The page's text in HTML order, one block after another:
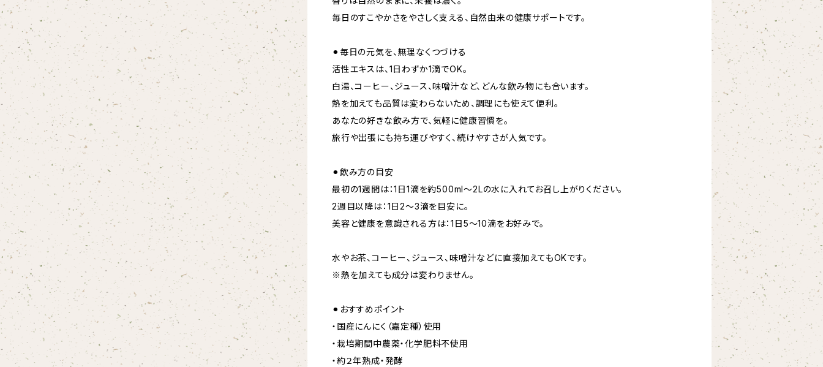
毎日のすこやかさをやさしく支える、自然由来の健康サポートです。
⚫︎毎日の元気を、無理なくつづける
活性エキスは、1日わずか1滴でOK。
白湯、コーヒー、ジュース、味噌汁など、どんな飲み物にも合います。
熱を加えても品質は変わらないため、調理にも使えて便利。
あなたの好きな飲み方で、気軽に健康習慣を。
旅行や出張にも持ち運びやすく、続けやすさが人気です。
⚫︎飲み方の目安
最初の1週間は：1日1滴を約500ml〜2Lの水に入れてお召し上がりください。
2週目以降は：1日2〜3滴を目安に。
美容と健康を意識される方は：1日5〜10滴をお好みで。
水やお茶、コーヒー、ジュース、味噌汁などに直接加えてもOKです。
※熱を加えても成分は変わりません。
⚫︎おすすめポイント
・国産にんにく（嘉定種）使用
・栽培期間中農薬・化学肥料不使用
・約２年熟成・発酵